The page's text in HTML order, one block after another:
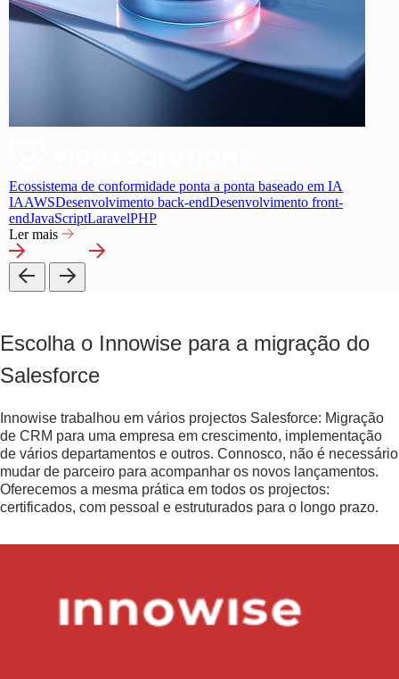
Ecossistema de conformidade ponta a ponta baseado em IA
IAAWSDesenvolvimento back-endDesenvolvimento front-
endJavaScriptLaravelPHP
Ler mais
Escolha o Innowise para a migração do
Salesforce
Innowise trabalhou em vários projectos Salesforce: Migração
de CRM para uma empresa em crescimento, implementação
de vários departamentos e outros. Connosco, não é necessário
mudar de parceiro para acompanhar os novos lançamentos.
Oferecemos a mesma prática em todos os projectos:
certificados, com pessoal e estruturados para o longo prazo.